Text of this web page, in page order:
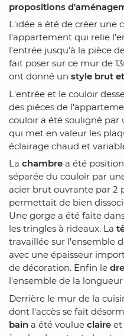
propositions
L'idée a été de créer une
l'appartement qui relie
l'entrée jusqu'à la pièce
fait poser sur ce mur de
ont donné un style brut
L'entrée et le couloir
des pièces de
couloir a été souligné par
qui met en valeur les
éclairage chaud et
La chambre a été
séparée du couloir par
acier brut ouvrante par 2
permettait de bien
Une gorge a été faite
les tringles à rideaux. La
travaillée sur l'ensemble
avec une épaisseur
de décoration. Enfin le
l'ensemble de la
Derrière le mur de la
dont l'accès se fait
bain a été voulue claire et